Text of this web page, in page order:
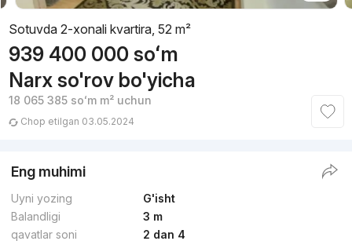
Sotuvda 2-xonali kvartira, 52 m²
939 400 000 soʻm
Narx so'rov bo'yicha
18 065 385 soʻmm² uchun
Chop etilgan 03.05.2024
Eng muhimi
Uyni yozing
G'isht
Balandligi
3 m
qavatlar soni
2 dan 4